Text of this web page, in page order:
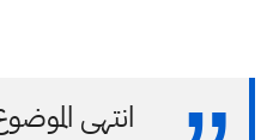
انتهى